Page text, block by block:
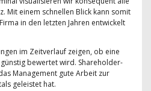
Mit einem schnellen Blick kann somit
in den letzten Jahren entwickelt
im Zeitverlauf zeigen, ob eine
bewertet wird. Shareholder-
Management gute Arbeit zur
geleistet hat.